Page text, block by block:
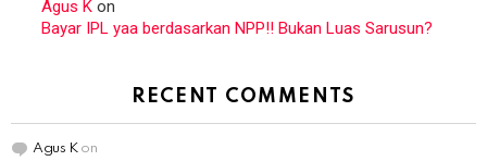
Agus K on
Bayar IPL yaa berdasarkan NPP!! Bukan Luas Sarusun?
RECENT COMMENTS
Agus Kon